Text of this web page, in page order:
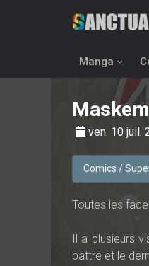
Manga
ven. 10 juil.
Comics /
Toutes les
Il a plusieurs
battre et le